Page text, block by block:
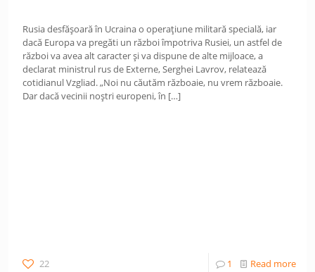
Rusia desfășoară în Ucraina o operațiune militară specială, iar
dacă Europa va pregăti un război împotriva Rusiei, un astfel de
război va avea alt caracter și va dispune de alte mijloace, a
declarat ministrul rus de Externe, Serghei Lavrov, relatează
cotidianul Vzgliad. „Noi nu căutăm războaie, nu vrem războaie.
Dar dacă vecinii noștri europeni, în […]
22 1 Read more